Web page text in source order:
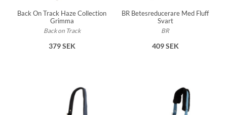
Back On Track Haze Collection
Grimma
Back on Track
379 SEK
BR Betesreducerare Med Fluff
Svart
BR
409 SEK